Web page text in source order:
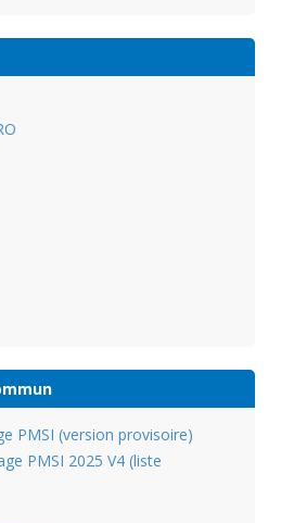
PMSI (version provisoire)
PMSI 2025 V4 (liste